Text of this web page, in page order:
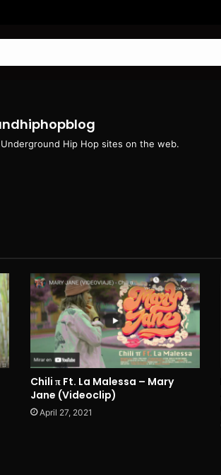
Hip Hop sites on the web.
Chili π Ft. La Malessa – Mary
Jane (Videoclip)
April 27, 2021